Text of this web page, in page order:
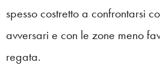
spesso costretto a confrontarsi
avversari e con le zone meno
regata.